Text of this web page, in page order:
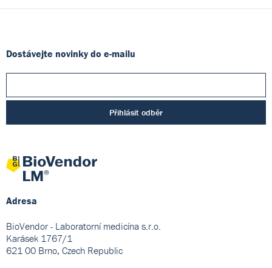
Dostávejte novinky do e-mailu
Přihlásit odběr
Adresa
BioVendor - Laboratorní medicína s.r.o.
Karásek 1767/1
621 00 Brno, Czech Republic